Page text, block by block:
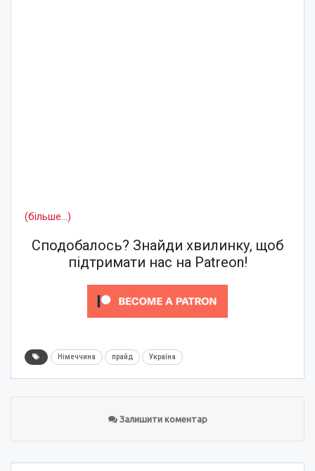
(більше…)
Сподобалось? Знайди хвилинку, щоб
підтримати нас на Patreon!
Німеччина прайд Україна
Залишити коментар